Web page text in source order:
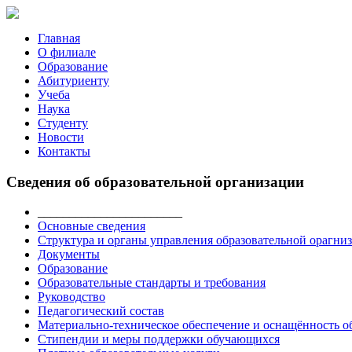
Главная
О филиале
Образование
Абитуриенту
Учеба
Наука
Студенту
Новости
Контакты
Сведения об образовательной организации
Основные сведения
Структура и органы управления образовательной
Документы
Образование
Образовательные стандарты и требования
Руководство
Педагогический состав
Материально-техническое обеспечение и оснащённость
Стипендии и меры поддержки обучающихся